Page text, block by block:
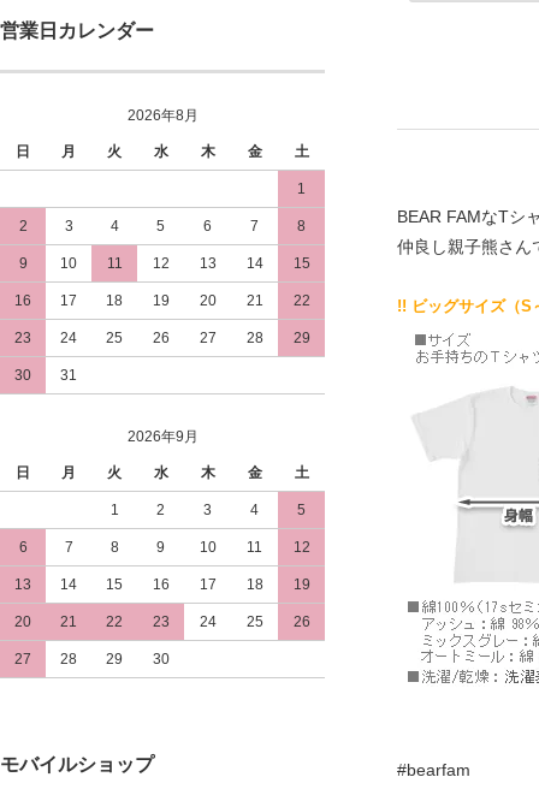
営業日カレンダー
2026年8月
日 月 火 水 木 金 土
1
2 3 4 5 6 7 8
9 10 11 12 13 14 15
16 17 18 19 20 21 22
23 24 25 26 27 28 29
30 31
2026年9月
日 月 火 水 木 金 土
1 2 3 4 5
6 7 8 9 10 11 12
13 14 15 16 17 18 19
20 21 22 23 24 25 26
27 28 29 30
モバイルショップ
BEAR FAMなTシ
仲良し親子熊さん
!! ビッグサイズ（S
#bearfam